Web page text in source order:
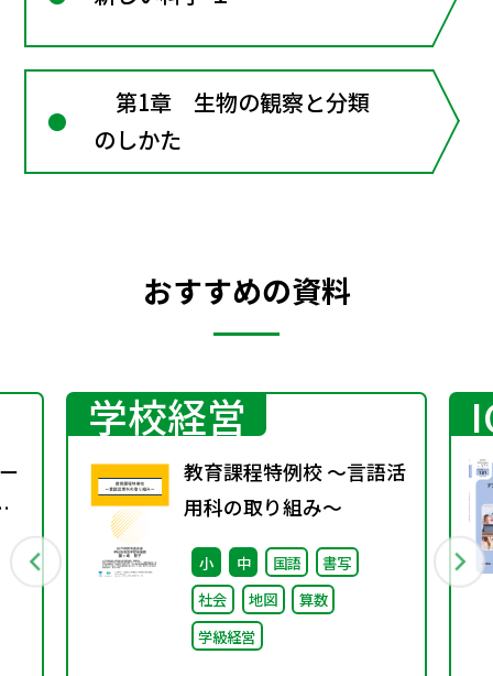
第1章 生物の観察と分類
のしかた
おすすめの資料
学校経営
教育課程特例校 ～言語活
用科の取り組み～
小 中 国語
書写
社会
地図
算数
学級経営